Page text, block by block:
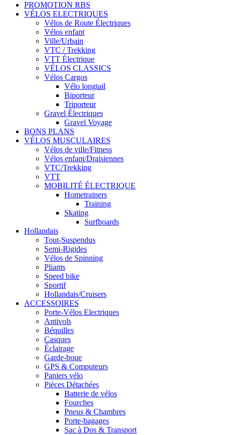
PROMOTION RBS
VÉLOS ELECTRIQUES
Vélos de Route Électriques
Vélos enfant
Ville/Urbain
VTC / Trekking
VTT Électrique
VÉLOS CLASSICS
Vélos Cargos
Vélo longtail
Biporteur
Triporteur
Gravel Électriques
Gravel Voyage
BONS PLANS
VÉLOS MUSCULAIRES
Vélos de ville/Fitness
Vélos enfant/Draisiennes
VTC/Trekking
VTT
MOBILITÉ ÉLECTRIQUE
Hometrainers
Training
Skating
Surfboards
Hollandais
Tout-Suspendus
Semi-Rigides
Vélos de Spinning
Pliants
Speed bike
Sportif
Hollandais/Cruisers
ACCESSOIRES
Porte-Vélos Electriques
Antivols
Béquilles
Casques
Éclairage
Garde-boue
GPS & Computeurs
Paniers vélo
Pièces Détachées
Batterie de vélos
Fourches
Pneus & Chambres
Porte-bagages
Sac à Dos & Transport